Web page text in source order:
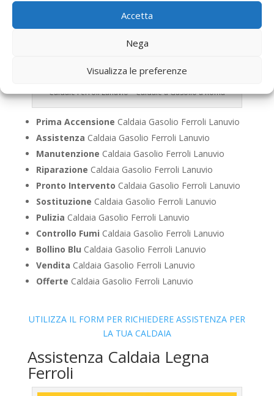
Accetta
Nega
Visualizza le preferenze
Caldaie Ferroli Lanuvio – Caldaie a Gasolio a Roma
Prima Accensione Caldaia Gasolio Ferroli Lanuvio
Assistenza Caldaia Gasolio Ferroli Lanuvio
Manutenzione Caldaia Gasolio Ferroli Lanuvio
Riparazione Caldaia Gasolio Ferroli Lanuvio
Pronto Intervento Caldaia Gasolio Ferroli Lanuvio
Sostituzione Caldaia Gasolio Ferroli Lanuvio
Pulizia Caldaia Gasolio Ferroli Lanuvio
Controllo Fumi Caldaia Gasolio Ferroli Lanuvio
Bollino Blu Caldaia Gasolio Ferroli Lanuvio
Vendita Caldaia Gasolio Ferroli Lanuvio
Offerte Caldaia Gasolio Ferroli Lanuvio
UTILIZZA IL FORM PER RICHIEDERE ASSISTENZA PER
LA TUA CALDAIA
Assistenza Caldaia Legna
Ferroli